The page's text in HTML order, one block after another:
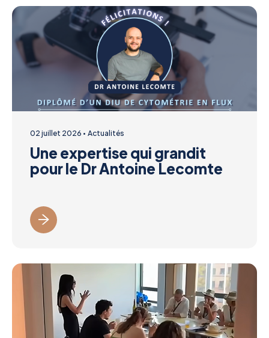
02 juillet 2026 Actualités
Une expertise qui grandit
pour le Dr Antoine Lecomte